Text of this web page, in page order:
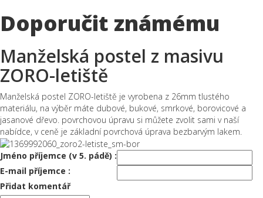
Doporučit známému
Manželská postel z masivu
ZORO-letiště
Manželská postel ZORO-letiště je vyrobena z 26mm tlustého
materiálu, na výběr máte dubové, bukové, smrkové, borovicové a
jasanové dřevo. povrchovou úpravu si můžete zvolit sami v naší
nabídce, v ceně je základní povrchová úprava bezbarvým lakem.
Jméno příjemce (v 5. pádě) :
E-mail příjemce :
Přidat komentář